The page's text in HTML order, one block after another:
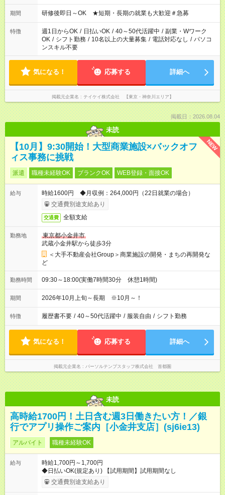
期間 研修後即日～OK ★短期・長期の就業も大歓迎＃急募
特徴 週1日からOK / 日払いOK / 40～50代活躍中 / 副業・Wワーク
OK / シフト勤務 / 10名以上の大量募集 / 電話対応なし / パソコ
ンスキル不要
気になる！ 応募する 詳細へ
掲載元企業名 テイケイ株式会社 【東京・神奈川エリア】
掲載日：2026.08.04
未読
NEW
【10月】9:30開始！大型商業施設×バックオフ
ィス事務に挑戦
派遣 職種未経験OK ブランクOK WEB登録・面接OK
給与
時給1600円 ◆月収例：264,000円（22日就業の場合）
交通費別途支給あり
交通費 全額支給
勤務地
東京都小金井市
武蔵小金井駅から徒歩3分
＜大手不動産会社Group＞商業施設の開発・まちの再開発な
ど
勤務時間 09:30～18:00(実働7時間30分 休憩1時間)
期間 2026年10月上旬～長期 ※10月～！
特徴 履歴書不要 / 40～50代活躍中 / 服装自由 / シフト勤務
気になる！ 応募する 詳細へ
掲載元企業名 パーソルテンプスタッフ株式会社 首都圏
未読
高時給1700円！土日含む週3日働きたい方！／銀
行でアプリ操作ご案内［小金井支店］(sj6ie13)
アルバイト 職種未経験OK
給与
時給1,700円～1,700円
◆日払いOK(規定あり) 【試用期間】試用期間なし
交通費別途支給あり